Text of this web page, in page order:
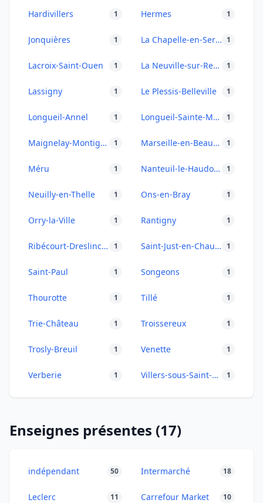
Hardivillers 1 Hermes 1
Jonquières 1 La Chapelle-en-Serval 1
Lacroix-Saint-Ouen 1 La Neuville-sur-Ressons 1
Lassigny 1 Le Plessis-Belleville 1
Longueil-Annel 1 Longueil-Sainte-Marie 1
Maignelay-Montigny 1 Marseille-en-Beauvaisis 1
Méru 1 Nanteuil-le-Haudouin 1
Neuilly-en-Thelle 1 Ons-en-Bray 1
Orry-la-Ville 1 Rantigny 1
Ribécourt-Dreslincourt 1 Saint-Just-en-Chaussée 1
Saint-Paul 1 Songeons 1
Thourotte 1 Tillé 1
Trie-Château 1 Troissereux 1
Trosly-Breuil 1 Venette 1
Verberie 1 Villers-sous-Saint-Leu 1
Enseignes présentes (17)
indépendant 50 Intermarché 18
Leclerc 11 Carrefour Market 10